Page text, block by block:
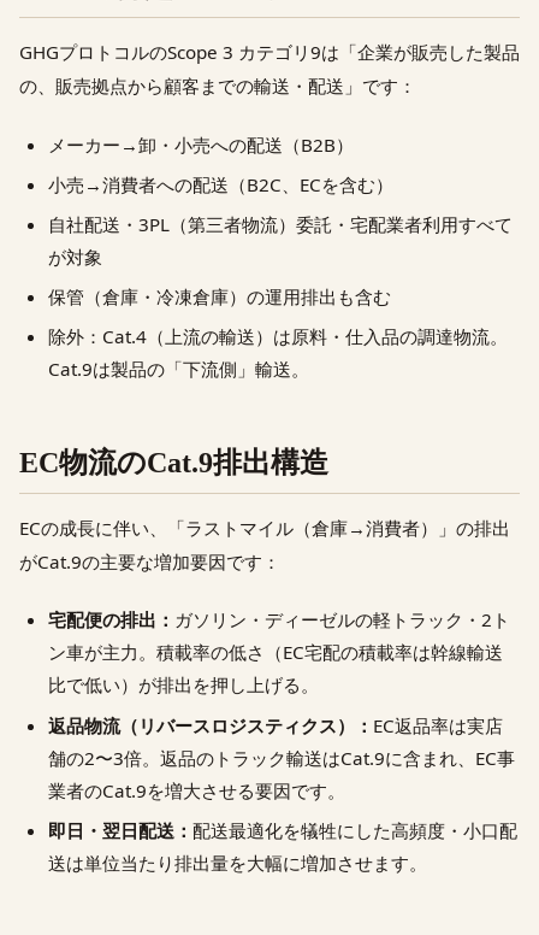
GHGプロトコルのScope 3 カテゴリ9は「企業が販売した製品
の、販売拠点から顧客までの輸送・配送」です：
メーカー→卸・小売への配送（B2B）
小売→消費者への配送（B2C、ECを含む）
自社配送・3PL（第三者物流）委託・宅配業者利用すべて
が対象
保管（倉庫・冷凍倉庫）の運用排出も含む
除外：Cat.4（上流の輸送）は原料・仕入品の調達物流。
Cat.9は製品の「下流側」輸送。
EC物流のCat.9排出構造
ECの成長に伴い、「ラストマイル（倉庫→消費者）」の排出
がCat.9の主要な増加要因です：
宅配便の排出： ガソリン・ディーゼルの軽トラック・2ト
ン車が主力。積載率の低さ（EC宅配の積載率は幹線輸送
比で低い）が排出を押し上げる。
返品物流（リバースロジスティクス）： EC返品率は実店
舗の2〜3倍。返品のトラック輸送はCat.9に含まれ、EC事
業者のCat.9を増大させる要因です。
即日・翌日配送：配送最適化を犠牲にした高頻度・小口配
送は単位当たり排出量を大幅に増加させます。